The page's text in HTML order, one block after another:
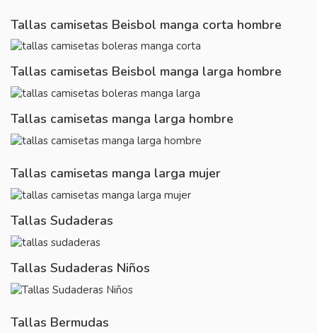
Tallas camisetas Beisbol manga corta hombre
Tallas camisetas Beisbol manga larga hombre
Tallas camisetas manga larga hombre
Tallas camisetas manga larga mujer
Tallas Sudaderas
Tallas Sudaderas Niños
Tallas Bermudas